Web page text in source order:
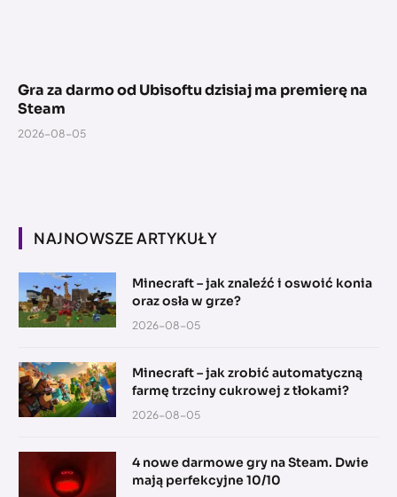
Gra za darmo od Ubisoftu dzisiaj ma premierę na
Steam
2026-08-05
NAJNOWSZE ARTYKUŁY
Minecraft – jak znaleźć i oswoić konia
oraz osła w grze?
2026-08-05
Minecraft – jak zrobić automatyczną
farmę trzciny cukrowej z tłokami?
2026-08-05
4 nowe darmowe gry na Steam. Dwie
mają perfekcyjne 10/10